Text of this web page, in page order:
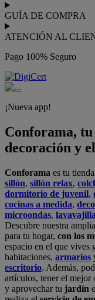
GUÍA DE COMPRA
ATENCIÓN AL
Pago 100% Seguro
¡Nueva app!
Conforama, tu
decoración y
Conforama es tu
sillón, sillón relax,
dormitorio de juvenil,
cocinas a medida,
microondas,
Descubre nuestra
para tu hogar, con los
espacio en el que vives
habitaciones, armarios
escritorio. Además,
artículos, tener el mejor
y aprovechar tu jardín